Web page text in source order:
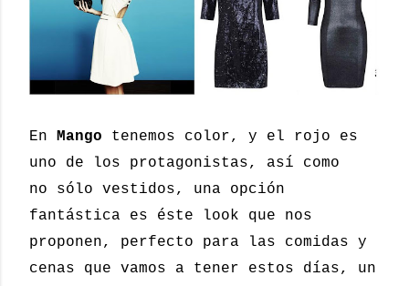
En Mango tenemos color, y el rojo es
uno de los protagonistas, así como
no sólo vestidos, una opción
fantástica es éste look que nos
proponen, perfecto para las comidas y
cenas que vamos a tener estos días, un